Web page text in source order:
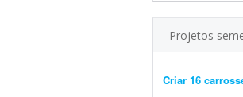
Projetos
Criar 16